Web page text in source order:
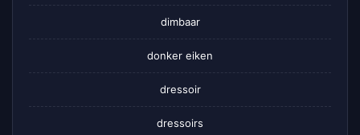
dimbaar
donker eiken
dressoir
dressoirs